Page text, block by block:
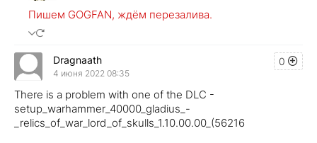
Пишем GOGFAN, ждём перезалива.
0
Dragnaath
4 июня 2022 08:35
There is a problem with one of the DLC -
setup_warhammer_40000_gladius_-
_relics_of_war_lord_of_skulls_1.10.00.00_(56216